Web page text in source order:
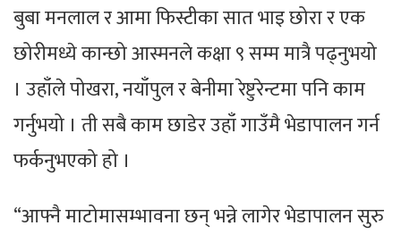
बुबा मनलाल र आमा फिस्टीका सात भाइ छोरा र एक
छोरीमध्ये कान्छो आस्मनले कक्षा ९ सम्म मात्रै पढ्नुभयो
। उहाँले पोखरा, नयाँपुल र बेनीमा रेष्टुरेन्टमा पनि काम
गर्नुभयो । ती सबै काम छाडेर उहाँ गाउँमै भेडापालन गर्न
फर्कनुभएको हो ।
“आफ्नै माटोमासम्भावना छन् भन्ने लागेर भेडापालन सुरु